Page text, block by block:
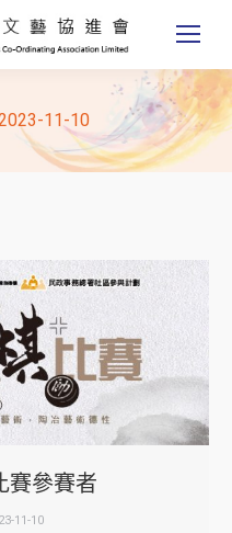
11-10
賽參賽者
11-10